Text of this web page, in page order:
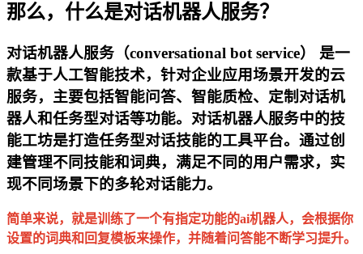
那么，什么是对话机器人服务？
对话机器人服务（conversational bot service） 是一
款基于人工智能技术，针对企业应用场景开发的云
服务，主要包括智能问答、智能质检、定制对话机
器人和任务型对话等功能。对话机器人服务中的技
能工坊是打造任务型对话技能的工具平台。通过创
建管理不同技能和词典，满足不同的用户需求，实
现不同场景下的多轮对话能力。
简单来说，就是训练了一个有指定功能的ai机器人，会根据你
设置的词典和回复模板来操作，并随着问答能不断学习提升。